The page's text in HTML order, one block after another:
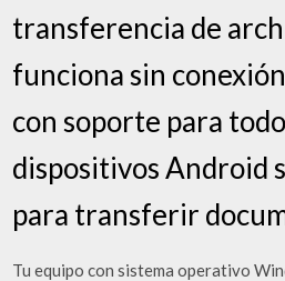
transferencia de
funciona sin
con soporte para
dispositivos Android
para transferir
Tu equipo con sistema operativo